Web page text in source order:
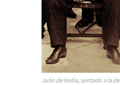
Julio de Vedia, sentado a la